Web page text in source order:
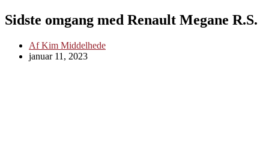
Sidste omgang med Renault Megane R.S.
AfKim Middelhede
januar 11, 2023